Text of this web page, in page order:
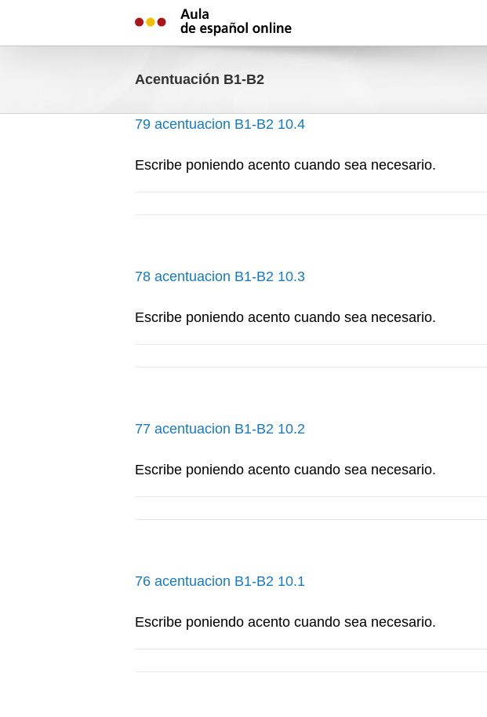
Acentuación B1-B2
79 acentuacion B1-B2 10.4
Escribe poniendo acento cuando sea necesario.
78 acentuacion B1-B2 10.3
Escribe poniendo acento cuando sea necesario.
77 acentuacion B1-B2 10.2
Escribe poniendo acento cuando sea necesario.
76 acentuacion B1-B2 10.1
Escribe poniendo acento cuando sea necesario.